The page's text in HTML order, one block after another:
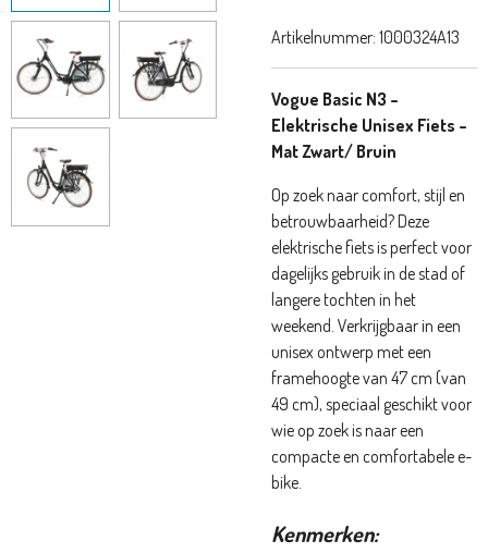
Artikelnummer: 1000324A13
Vogue Basic N3 –
Elektrische Unisex Fiets –
Mat Zwart/ Bruin
Op zoek naar comfort, stijl en
betrouwbaarheid? Deze
elektrische fiets is perfect voor
dagelijks gebruik in de stad of
langere tochten in het
weekend. Verkrijgbaar in een
unisex ontwerp met een
framehoogte van 47 cm (van
49 cm), speciaal geschikt voor
wie op zoek is naar een
compacte en comfortabele e-
bike.
Kenmerken: